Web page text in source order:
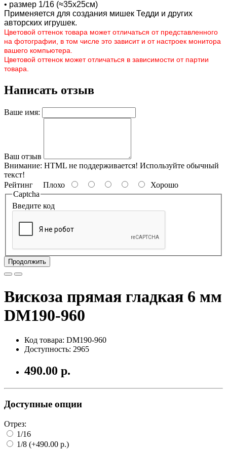
• размер 1/16 (≈35х25см)
Применяется для создания мишек Тедди и других
авторских игрушек.
Цветовой оттенок товара может отличаться от представленного
на фотографии, в том числе это зависит и от настроек монитора
вашего компьютера.
Цветовой оттенок может отличаться в зависимости от партии
товара.
Написать отзыв
Ваше имя:
Ваш отзыв
Внимание: HTML не поддерживается! Используйте обычный
текст!
Рейтинг Плохо
Хорошо
Captcha
Введите код
Продолжить
Вискоза прямая гладкая 6 мм
DM190-960
Код товара: DM190-960
Доступность: 2965
490.00 р.
Доступные опции
Отрез:
1/16
1/8 (+490.00 р.)